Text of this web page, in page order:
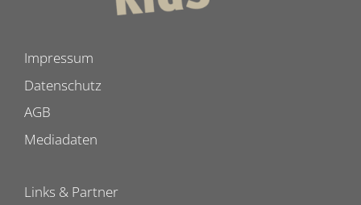
Impressum
Datenschutz
AGB
Mediadaten
Links & Partner